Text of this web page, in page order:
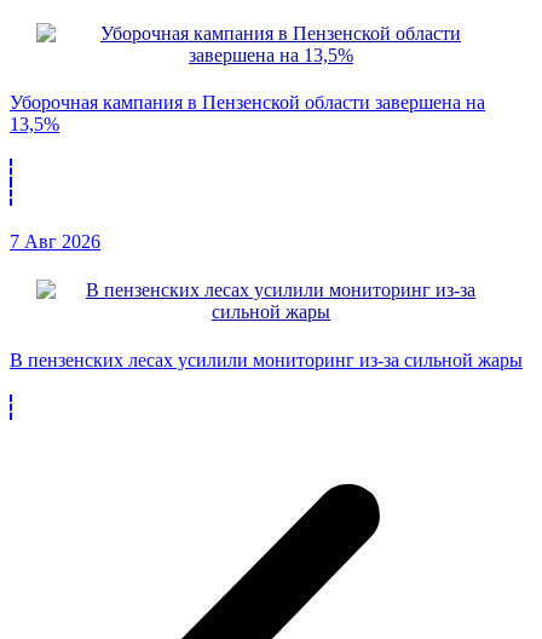
Уборочная кампания в Пензенской области завершена на
13,5%
7 Авг 2026
В пензенских лесах усилили мониторинг из-за сильной жары